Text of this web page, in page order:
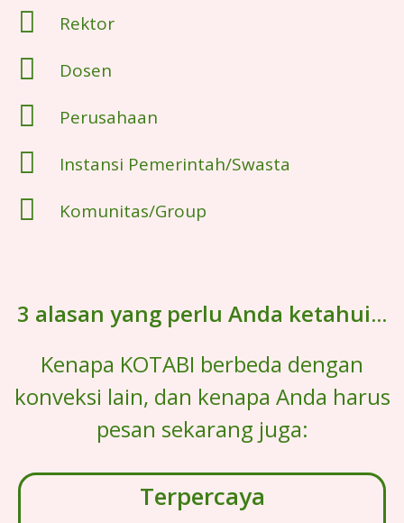
Rektor
Dosen
Perusahaan
Instansi Pemerintah/Swasta
Komunitas/Group
3 alasan yang perlu Anda ketahui...
Kenapa KOTABI berbeda dengan
konveksi lain, dan kenapa Anda harus
pesan sekarang juga:
Terpercaya